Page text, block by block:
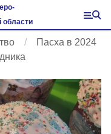
области
Пасха в 2024